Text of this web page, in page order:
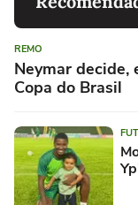
REMO
Neymar decide,
Copa do Brasil